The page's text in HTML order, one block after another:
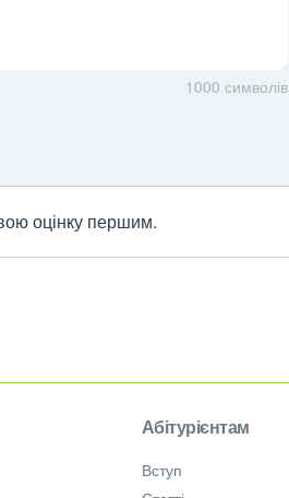
1000 символів
оцінку першим.
Абітурієнтам
Вступ